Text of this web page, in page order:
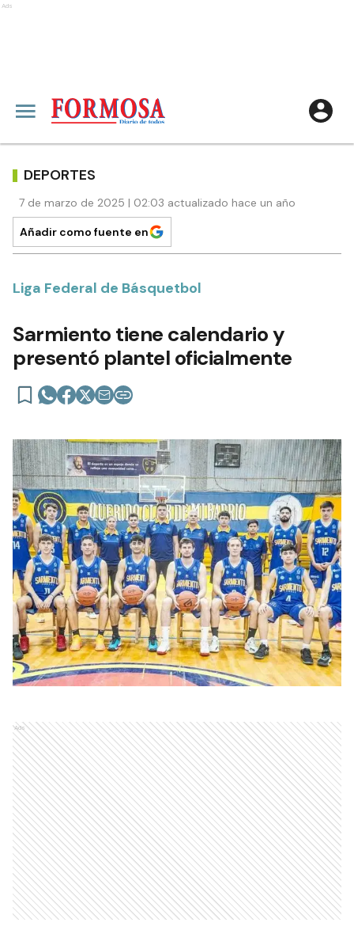
Ads
DEPORTES
7 de marzo de 2025 | 02:03 actualizado hace un año
Añadir como fuente en
Liga Federal de Básquetbol
Sarmiento tiene calendario y
presentó plantel oficialmente
Ads